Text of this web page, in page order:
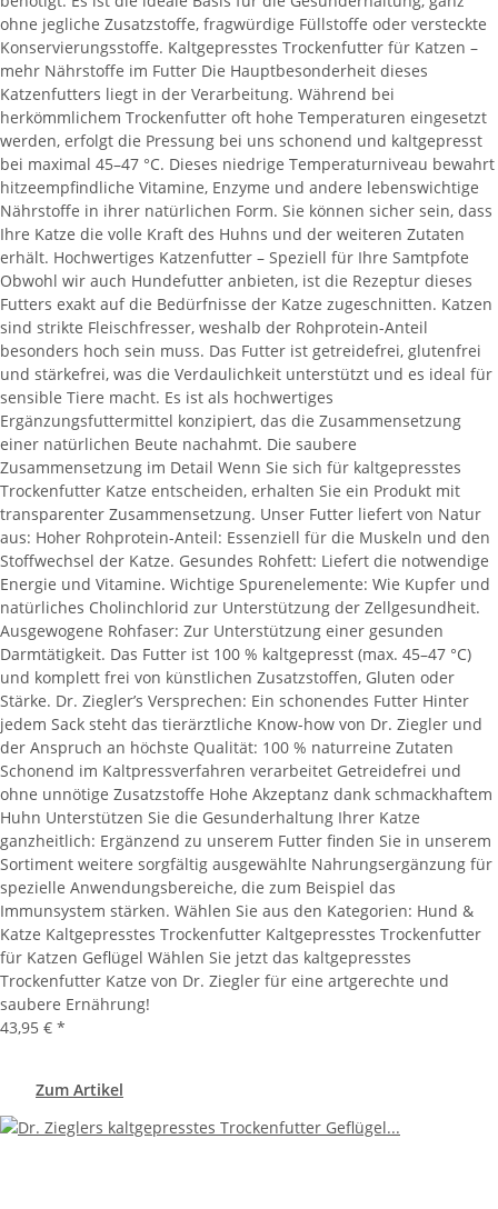
ohne jegliche Zusatzstoffe, fragwürdige Füllstoffe oder versteckte
Konservierungsstoffe. Kaltgepresstes Trockenfutter für Katzen –
mehr Nährstoffe im Futter Die Hauptbesonderheit dieses
Katzenfutters liegt in der Verarbeitung. Während bei
herkömmlichem Trockenfutter oft hohe Temperaturen eingesetzt
werden, erfolgt die Pressung bei uns schonend und kaltgepresst
bei maximal 45–47 °C. Dieses niedrige Temperaturniveau bewahrt
hitzeempfindliche Vitamine, Enzyme und andere lebenswichtige
Nährstoffe in ihrer natürlichen Form. Sie können sicher sein, dass
Ihre Katze die volle Kraft des Huhns und der weiteren Zutaten
erhält. Hochwertiges Katzenfutter – Speziell für Ihre Samtpfote
Obwohl wir auch Hundefutter anbieten, ist die Rezeptur dieses
Futters exakt auf die Bedürfnisse der Katze zugeschnitten. Katzen
sind strikte Fleischfresser, weshalb der Rohprotein-Anteil
besonders hoch sein muss. Das Futter ist getreidefrei, glutenfrei
und stärkefrei, was die Verdaulichkeit unterstützt und es ideal für
sensible Tiere macht. Es ist als hochwertiges
Ergänzungsfuttermittel konzipiert, das die Zusammensetzung
einer natürlichen Beute nachahmt. Die saubere
Zusammensetzung im Detail Wenn Sie sich für kaltgepresstes
Trockenfutter Katze entscheiden, erhalten Sie ein Produkt mit
transparenter Zusammensetzung. Unser Futter liefert von Natur
aus: Hoher Rohprotein-Anteil: Essenziell für die Muskeln und den
Stoffwechsel der Katze. Gesundes Rohfett: Liefert die notwendige
Energie und Vitamine. Wichtige Spurenelemente: Wie Kupfer und
natürliches Cholinchlorid zur Unterstützung der Zellgesundheit.
Ausgewogene Rohfaser: Zur Unterstützung einer gesunden
Darmtätigkeit. Das Futter ist 100 % kaltgepresst (max. 45–47 °C)
und komplett frei von künstlichen Zusatzstoffen, Gluten oder
Stärke. Dr. Ziegler’s Versprechen: Ein schonendes Futter Hinter
jedem Sack steht das tierärztliche Know-how von Dr. Ziegler und
der Anspruch an höchste Qualität: 100 % naturreine Zutaten
Schonend im Kaltpressverfahren verarbeitet Getreidefrei und
ohne unnötige Zusatzstoffe Hohe Akzeptanz dank schmackhaftem
Huhn Unterstützen Sie die Gesunderhaltung Ihrer Katze
ganzheitlich: Ergänzend zu unserem Futter finden Sie in unserem
Sortiment weitere sorgfältig ausgewählte Nahrungsergänzung für
spezielle Anwendungsbereiche, die zum Beispiel das
Immunsystem stärken. Wählen Sie aus den Kategorien: Hund &
Katze Kaltgepresstes Trockenfutter Kaltgepresstes Trockenfutter
für Katzen Geflügel Wählen Sie jetzt das kaltgepresstes
Trockenfutter Katze von Dr. Ziegler für eine artgerechte und
saubere Ernährung!
43,95 € *
Zum Artikel